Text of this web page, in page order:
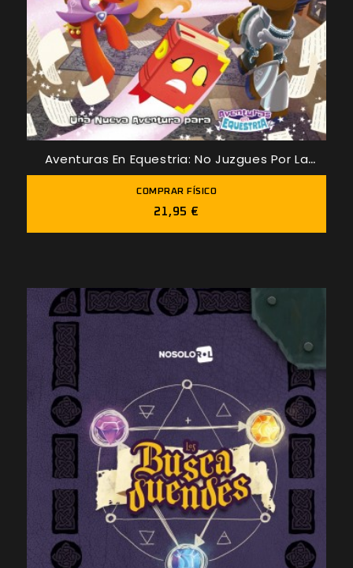
Aventuras En Equestria: No Juzgues Por La
Portada
COMPRAR FÍSICO
21,95 €